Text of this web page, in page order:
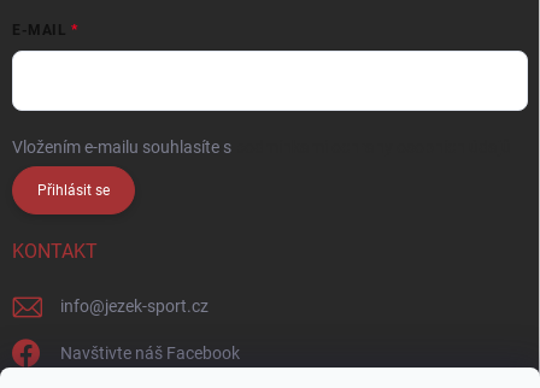
E-MAIL
Vložením e-mailu souhlasíte s
Přihlásit se
KONTAKT
info@jezek-sport.cz
Navštivte náš Facebook